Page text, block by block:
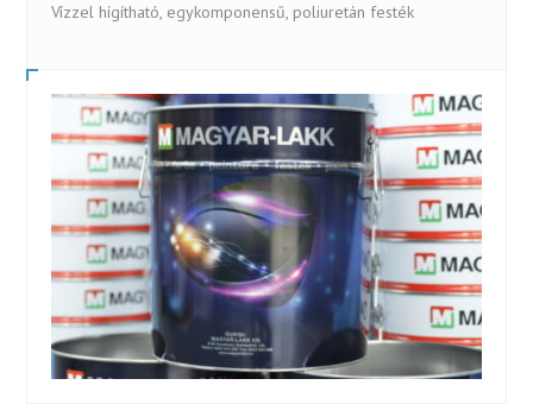
Vízzel hígítható, egykomponensű, poliuretán festék